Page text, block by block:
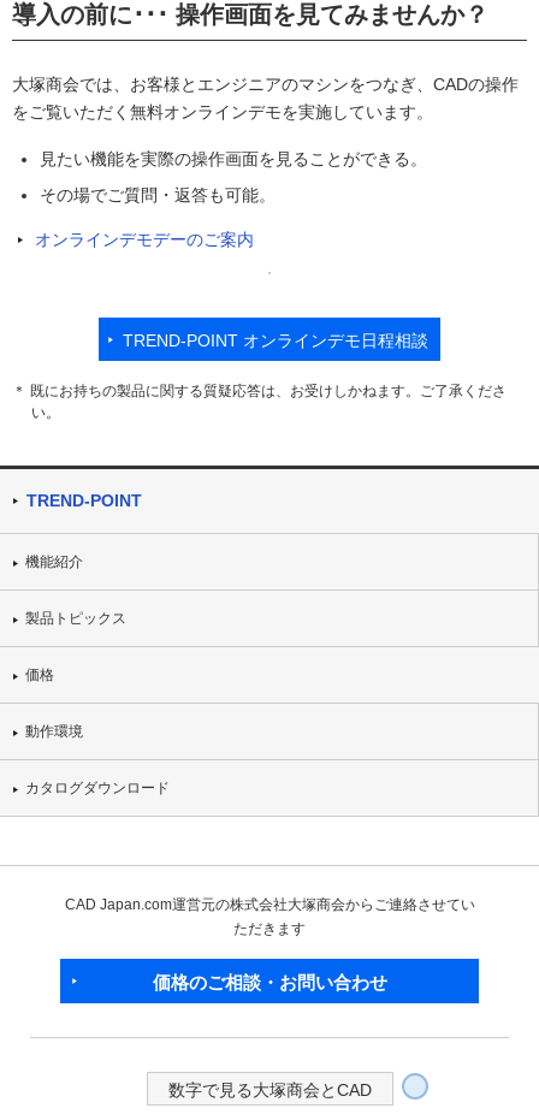
導入の前に･･･ 操作画面を見てみませんか？
大塚商会では、お客様とエンジニアのマシンをつなぎ、CADの操作
をご覧いただく無料オンラインデモを実施しています。
見たい機能を実際の操作画面を見ることができる。
その場でご質問・返答も可能。
オンラインデモデーのご案内
TREND-POINT オンラインデモ日程相談
＊ 既にお持ちの製品に関する質疑応答は、お受けしかねます。ご了承くださ
い。
TREND-POINT
機能紹介
製品トピックス
価格
動作環境
カタログダウンロード
CAD Japan.com運営元の株式会社大塚商会からご連絡させてい
ただきます
価格のご相談・お問い合わせ
数字で見る大塚商会とCAD